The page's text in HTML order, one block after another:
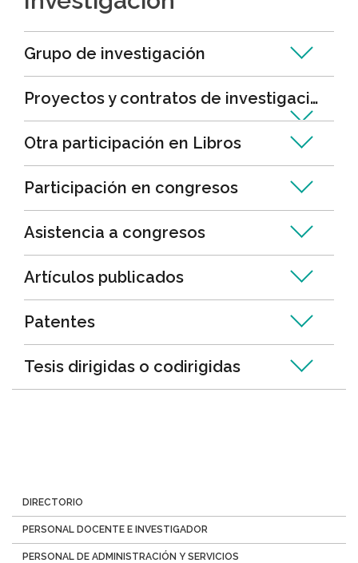
Grupo de investigación
Proyectos y contratos de investigación
Otra participación en Libros
Participación en congresos
Asistencia a congresos
Artículos publicados
Patentes
Tesis dirigidas o codirigidas
Menú
Directorio
DIRECTORIO
PERSONAL DOCENTE E INVESTIGADOR
PERSONAL DE ADMINISTRACIÓN Y SERVICIOS